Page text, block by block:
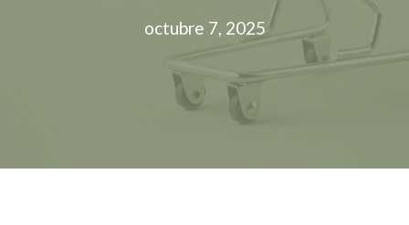
octubre 7, 2025